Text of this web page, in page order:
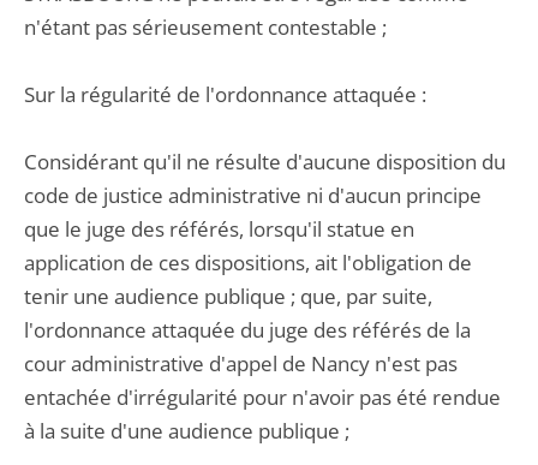
n'étant pas sérieusement contestable ;
Sur la régularité de l'ordonnance attaquée :
Considérant qu'il ne résulte d'aucune disposition du
code de justice administrative ni d'aucun principe
que le juge des référés, lorsqu'il statue en
application de ces dispositions, ait l'obligation de
tenir une audience publique ; que, par suite,
l'ordonnance attaquée du juge des référés de la
cour administrative d'appel de Nancy n'est pas
entachée d'irrégularité pour n'avoir pas été rendue
à la suite d'une audience publique ;